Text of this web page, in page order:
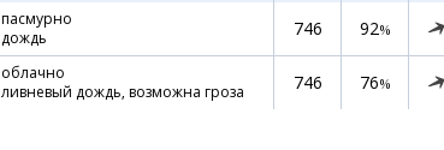
пасмурно
дождь
746 92%
облачно
ливневый дождь, возможна гроза
746 76%